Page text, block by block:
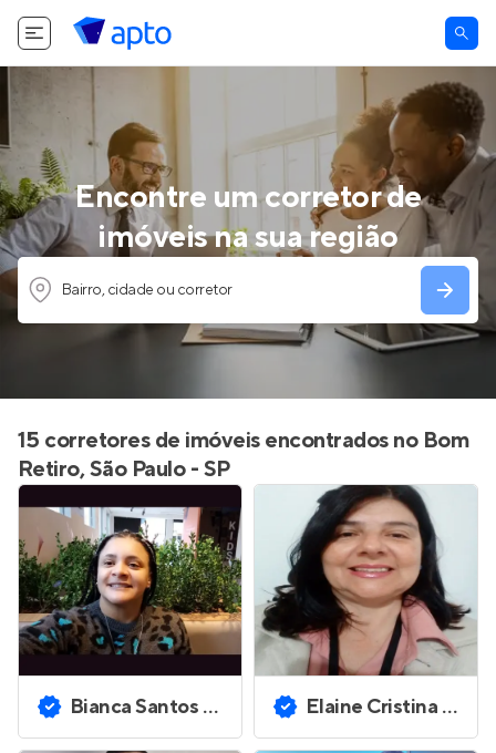
Encontre um corretor de
imóveis na sua região
Bairro, cidade ou corretor
15 corretores de imóveis encontrados no Bom
Retiro, São Paulo - SP
Bianca Santos Sousa Elaine Cristina da Silva